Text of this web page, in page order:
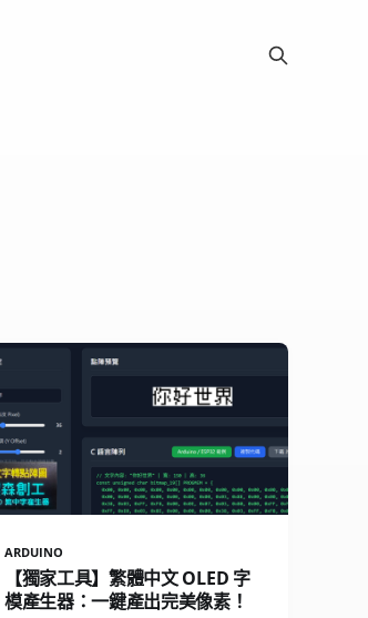
ARDUINO
【獨家工具】繁體中文 OLED 字
模產生器：一鍵產出完美像素！